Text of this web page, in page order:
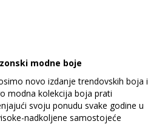
modne boje
novo izdanje trendovskih boja i
modna kolekcija boja prati
svoju ponudu svake godine u
nadkoljene samostojeće